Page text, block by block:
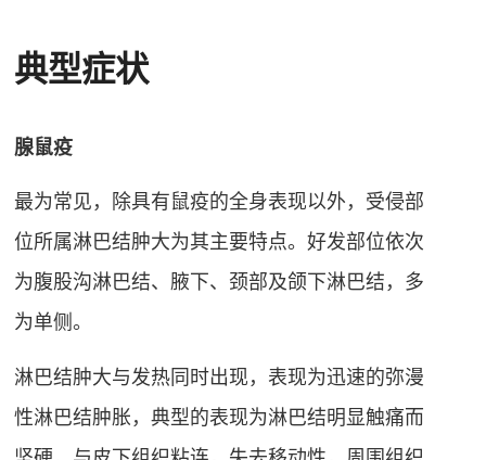
典型症状
腺鼠疫
最为常见，除具有鼠疫的全身表现以外，受侵部
位所属淋巴结肿大为其主要特点。好发部位依次
为腹股沟淋巴结、腋下、颈部及颌下淋巴结，多
为单侧。
淋巴结肿大与发热同时出现，表现为迅速的弥漫
性淋巴结肿胀，典型的表现为淋巴结明显触痛而